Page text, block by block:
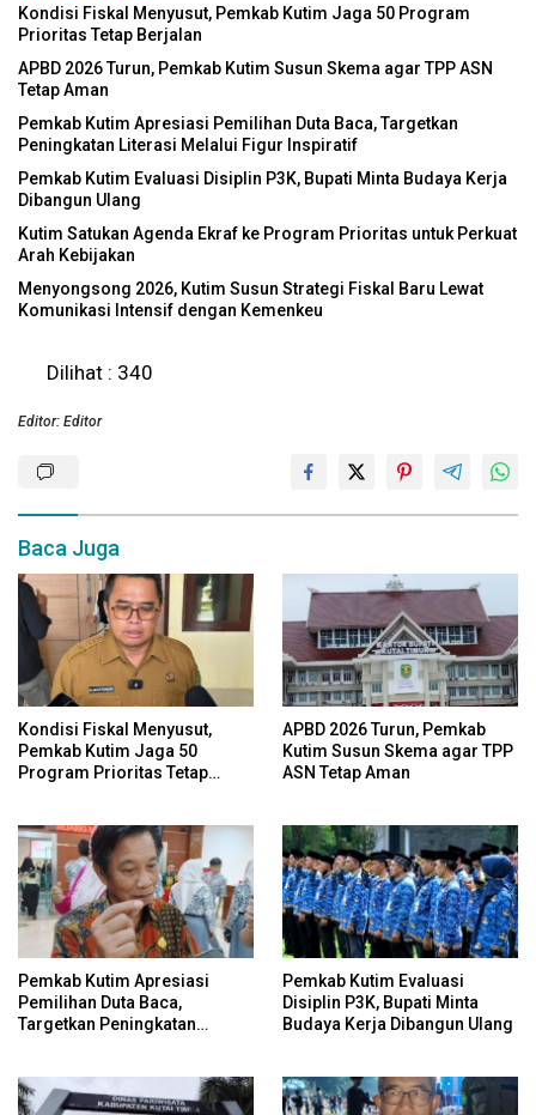
Kondisi Fiskal Menyusut, Pemkab Kutim Jaga 50 Program
Prioritas Tetap Berjalan
APBD 2026 Turun, Pemkab Kutim Susun Skema agar TPP ASN
Tetap Aman
Pemkab Kutim Apresiasi Pemilihan Duta Baca, Targetkan
Peningkatan Literasi Melalui Figur Inspiratif
Pemkab Kutim Evaluasi Disiplin P3K, Bupati Minta Budaya Kerja
Dibangun Ulang
Kutim Satukan Agenda Ekraf ke Program Prioritas untuk Perkuat
Arah Kebijakan
Menyongsong 2026, Kutim Susun Strategi Fiskal Baru Lewat
Komunikasi Intensif dengan Kemenkeu
Dilihat : 340
Editor: Editor
Baca Juga
Kondisi Fiskal Menyusut,
Pemkab Kutim Jaga 50
Program Prioritas Tetap
APBD 2026 Turun, Pemkab
Kutim Susun Skema agar TPP
ASN Tetap Aman
Pemkab Kutim Apresiasi
Pemilihan Duta Baca,
Targetkan Peningkatan
Pemkab Kutim Evaluasi
Disiplin P3K, Bupati Minta
Budaya Kerja Dibangun Ulang